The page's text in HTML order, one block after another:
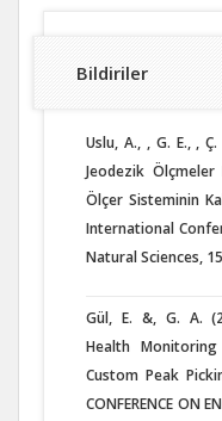
Bildiriler
Uslu, A., , G. E., ,
Jeodezik Ölçmeler
Ölçer Sisteminin
International
Natural Sciences,
Gül, E. &, G. A.
Health
Custom Peak
CONFERENCE ON